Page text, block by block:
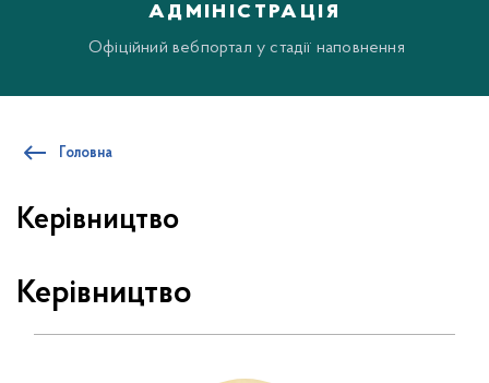
адміністрація
Офіційний вебпортал у стадії наповнення
Головна
Керівництво
Керівництво